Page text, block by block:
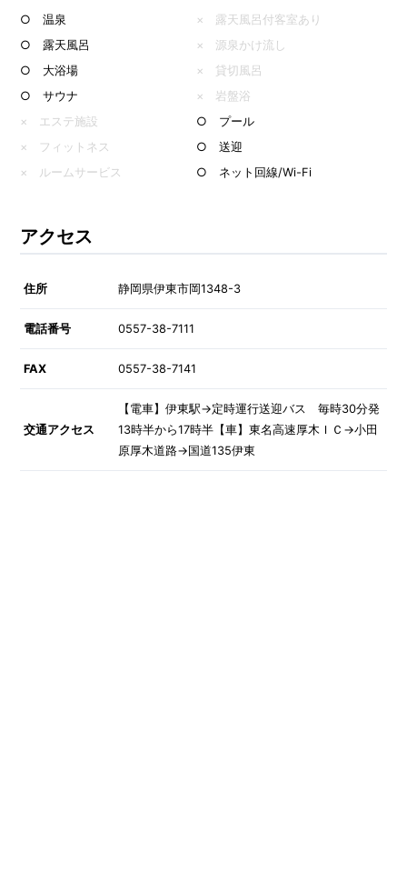
○ 温泉
× 露天風呂付客室あり
○ 露天風呂
× 源泉かけ流し
○ 大浴場
× 貸切風呂
○ サウナ
× 岩盤浴
× エステ施設
○ プール
× フィットネス
○ 送迎
× ルームサービス
○ ネット回線/Wi-Fi
アクセス
住所 静岡県伊東市岡1348-3
電話番号 0557-38-7111
FAX 0557-38-7141
交通アクセス
【電車】伊東駅→定時運行送迎バス 毎時30分発
13時半から17時半【車】東名高速厚木ＩＣ→小田
原厚木道路→国道135伊東